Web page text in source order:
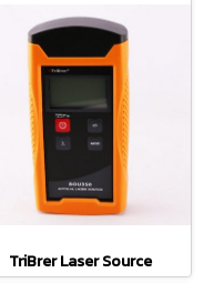
TriBrer Laser Source